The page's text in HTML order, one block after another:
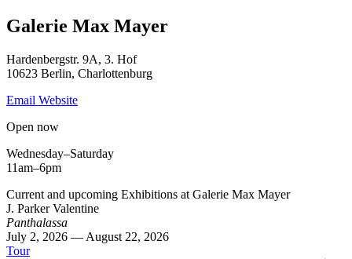
Galerie Max Mayer
Hardenbergstr. 9A, 3. Hof
10623 Berlin, Charlottenburg
Email Website
Open now
Wednesday–Saturday
11am–6pm
Current and upcoming Exhibitions at Galerie Max Mayer
J. Parker Valentine
Panthalassa
July 2, 2026 — August 22, 2026
Tour